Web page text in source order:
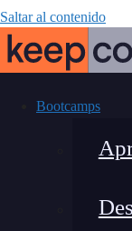
Saltar al contenido
Bootcamps